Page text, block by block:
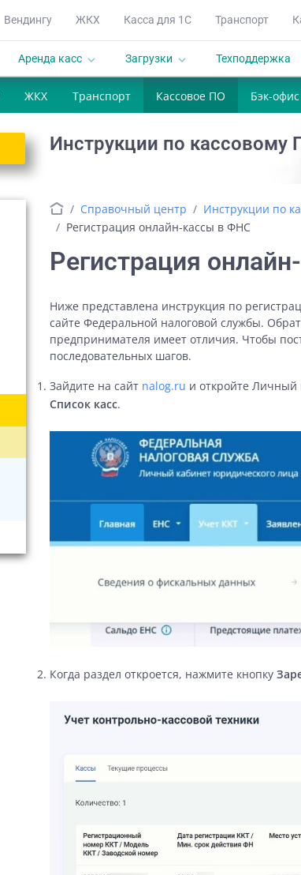
Вендингу ЖКХ Касса для 1С Транспорт
Аренда касс keyboard_arrow_down Загрузки keyboard_arrow_down Техподдержка
ЖКХ Транспорт Кассовое ПО Бэк-офис
Инструкции по кассовому
Справочный центр Инструкции по
Регистрация онлайн-кассы в ФНС
Регистрация
Ниже представлена инструкция по
сайте Федеральной налоговой службы.
предпринимателя имеет отличия. Чтобы
последовательных шагов.
Зайдите на сайт nalog.ru и откройте Личный
Список касс.
Когда раздел откроется, нажмите кнопку